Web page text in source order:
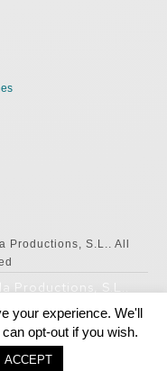
Productions, S.L.. All
Productions, S.L..
your experience. We'll
opt-out if you wish.
ACCEPT